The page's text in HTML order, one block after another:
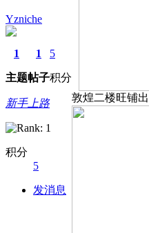
Yzniche
1
主题
1
帖子
5
积分
新手上路
积分
5
发消息
敦煌二楼旺铺